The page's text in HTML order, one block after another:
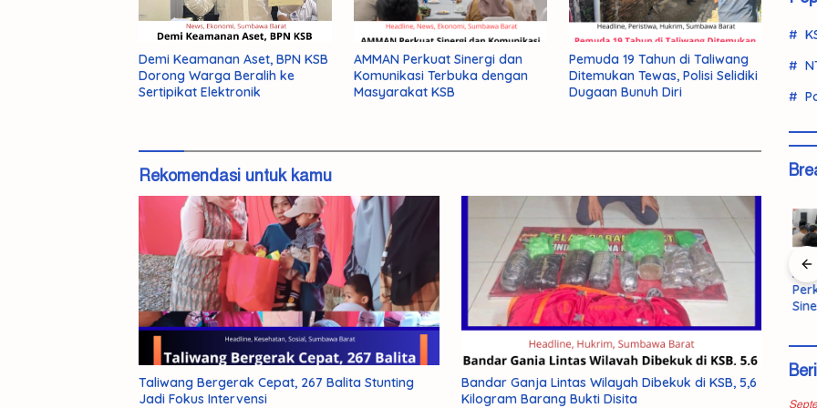
Demi Keamanan Aset, BPN KSB
Dorong Warga Beralih ke
Sertipikat Elektronik
AMMAN Perkuat Sinergi dan
Komunikasi Terbuka dengan
Masyarakat KSB
Pemuda 19 Tahun di Taliwang
Ditemukan Tewas, Polisi Selidiki
Dugaan Bunuh Diri
Rekomendasi untuk kamu
Taliwang Bergerak Cepat, 267 Balita Stunting
Jadi Fokus Intervensi
Bandar Ganja Lintas Wilayah Dibekuk di KSB, 5,6
Kilogram Barang Bukti Disita
Misteri
Kematian
Mahasiswi
Unram
Terkuak,
Pelaku
NDR
Ditangkap
Polisi Ringkus
Kurir Ganja
Antarprovinsi
di Pasaman
Pemda KSB
Terbuka
pada Kritik
untuk
Kinerja
Bandar
Ganja Lintas
Wilayah
Dibekuk di
KSB, 5,6
Kilogram
Disita
KSB Hibah 5
Hektar
Lahan,
Bupati:
Pembanguna
n Lapas
2027